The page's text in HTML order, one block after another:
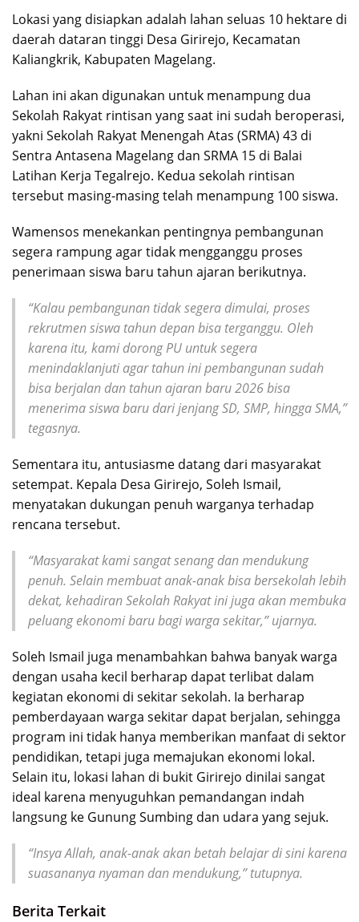
Lokasi yang disiapkan adalah lahan seluas 10 hektare di
daerah dataran tinggi Desa Girirejo, Kecamatan
Kaliangkrik, Kabupaten Magelang.
Lahan ini akan digunakan untuk menampung dua
Sekolah Rakyat rintisan yang saat ini sudah beroperasi,
yakni Sekolah Rakyat Menengah Atas (SRMA) 43 di
Sentra Antasena Magelang dan SRMA 15 di Balai
Latihan Kerja Tegalrejo. Kedua sekolah rintisan
tersebut masing-masing telah menampung 100 siswa.
Wamensos menekankan pentingnya pembangunan
segera rampung agar tidak mengganggu proses
penerimaan siswa baru tahun ajaran berikutnya.
“Kalau pembangunan tidak segera dimulai, proses
rekrutmen siswa tahun depan bisa terganggu. Oleh
karena itu, kami dorong PU untuk segera
menindaklanjuti agar tahun ini pembangunan sudah
bisa berjalan dan tahun ajaran baru 2026 bisa
menerima siswa baru dari jenjang SD, SMP, hingga SMA,”
tegasnya.
Sementara itu, antusiasme datang dari masyarakat
setempat. Kepala Desa Girirejo, Soleh Ismail,
menyatakan dukungan penuh warganya terhadap
rencana tersebut.
“Masyarakat kami sangat senang dan mendukung
penuh. Selain membuat anak-anak bisa bersekolah lebih
dekat, kehadiran Sekolah Rakyat ini juga akan membuka
peluang ekonomi baru bagi warga sekitar,” ujarnya.
Soleh Ismail juga menambahkan bahwa banyak warga
dengan usaha kecil berharap dapat terlibat dalam
kegiatan ekonomi di sekitar sekolah. Ia berharap
pemberdayaan warga sekitar dapat berjalan, sehingga
program ini tidak hanya memberikan manfaat di sektor
pendidikan, tetapi juga memajukan ekonomi lokal.
Selain itu, lokasi lahan di bukit Girirejo dinilai sangat
ideal karena menyuguhkan pemandangan indah
langsung ke Gunung Sumbing dan udara yang sejuk.
“Insya Allah, anak-anak akan betah belajar di sini karena
suasananya nyaman dan mendukung,” tutupnya.
Berita Terkait